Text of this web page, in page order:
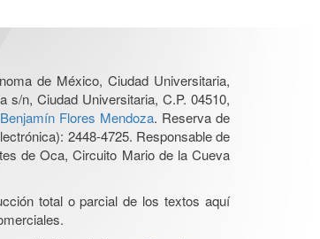
de México, Ciudad Universitaria,
s/n, Ciudad Universitaria, C.P. 04510,
Flores Mendoza. Reserva de
2448-4725. Responsable de
de Oca, Circuito Mario de la Cueva
total o parcial de los textos aquí